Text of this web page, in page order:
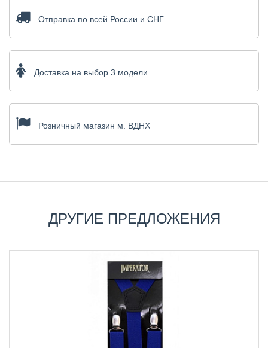
Отправка по всей России и СНГ
Доставка на выбор 3 модели
Розничный магазин м. ВДНХ
ДРУГИЕ ПРЕДЛОЖЕНИЯ